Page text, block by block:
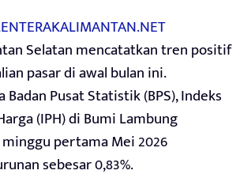
Selatan mencatatkan tren positif
pasar di awal bulan ini.
Badan Pusat Statistik (BPS), Indeks
(IPH) di Bumi Lambung
pertama Mei 2026
sebesar 0,83%.